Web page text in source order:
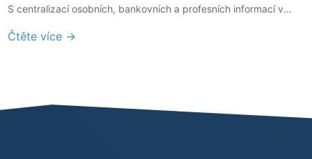
S centralizací osobních, bankovních a profesních informací v...
Čtěte více →